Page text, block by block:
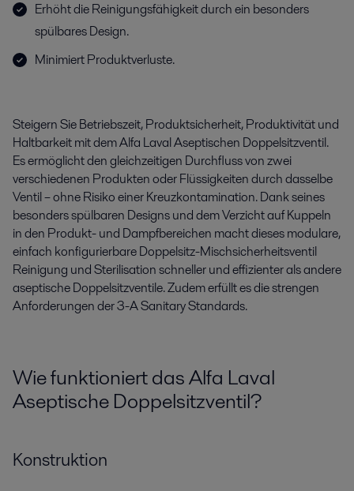
Erhöht die Reinigungsfähigkeit durch ein besonders
spülbares Design.
Minimiert Produktverluste.
Steigern Sie Betriebszeit, Produktsicherheit, Produktivität und
Haltbarkeit mit dem Alfa Laval Aseptischen Doppelsitzventil.
Es ermöglicht den gleichzeitigen Durchfluss von zwei
verschiedenen Produkten oder Flüssigkeiten durch dasselbe
Ventil – ohne Risiko einer Kreuzkontamination. Dank seines
besonders spülbaren Designs und dem Verzicht auf Kuppeln
in den Produkt- und Dampfbereichen macht dieses modulare,
einfach konfigurierbare Doppelsitz-Mischsicherheitsventil
Reinigung und Sterilisation schneller und effizienter als andere
aseptische Doppelsitzventile. Zudem erfüllt es die strengen
Anforderungen der 3-A Sanitary Standards.
Wie funktioniert das Alfa Laval
Aseptische Doppelsitzventil?
Konstruktion